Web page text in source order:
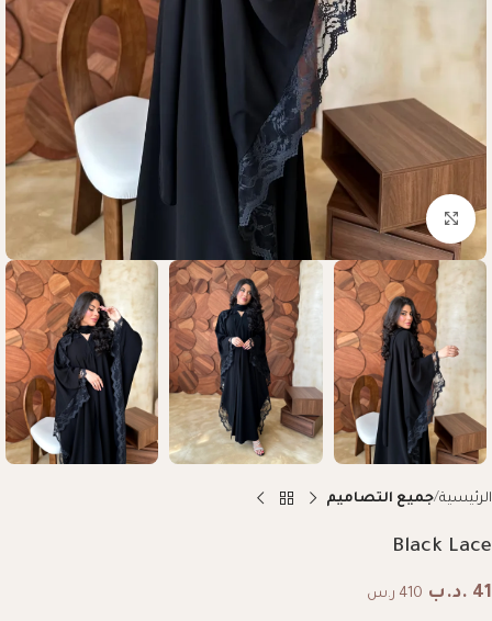
Click to enlarge
الرئيسية جميع التصاميم
Black Lace
41 .د.ب 410 ر.س